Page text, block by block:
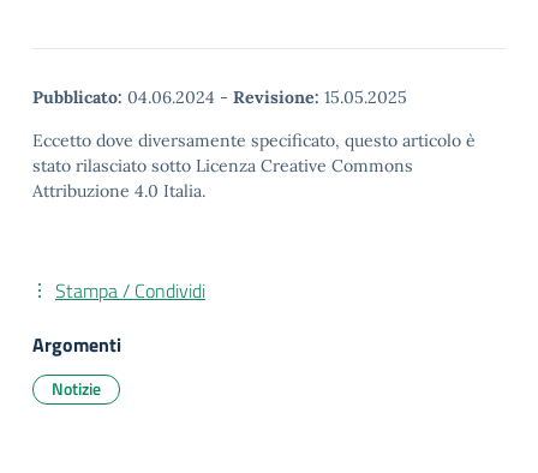
Pubblicato: 04.06.2024 - Revisione: 15.05.2025
Eccetto dove diversamente specificato, questo articolo è
stato rilasciato sotto Licenza Creative Commons
Attribuzione 4.0 Italia.
Stampa / Condividi
Argomenti
Notizie